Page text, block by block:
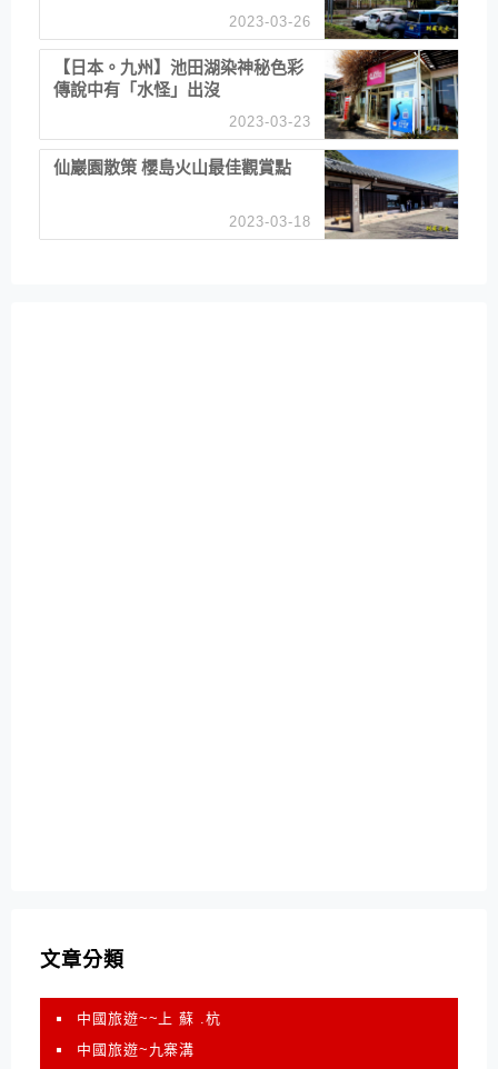
2023-03-26
【日本。九州】池田湖染神秘色彩
傳說中有「水怪」出沒
2023-03-23
仙巖園散策 櫻島火山最佳觀賞點
2023-03-18
文章分類
中國旅遊~~上 蘇 .杭
中國旅遊~九寨溝